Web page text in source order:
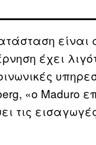
έχει
«ο Maduro
τις